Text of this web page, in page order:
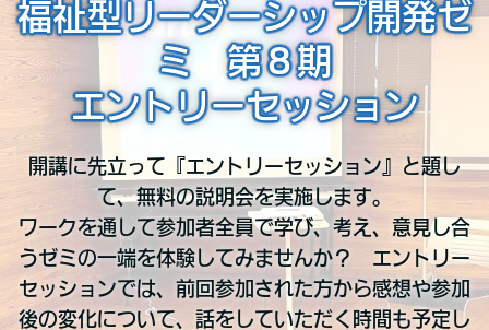
福祉型リーダーシップ開発ゼ
ミ 第８期
エントリーセッション
開講に先立って『エントリーセッション』と題し
て、無料の説明会を実施します。
ワークを通して参加者全員で学び、考え、意見し合
うゼミの一端を体験してみませんか？ エントリー
セッションでは、前回参加された方から感想や参加
後の変化について、話をしていただく時間も予定し